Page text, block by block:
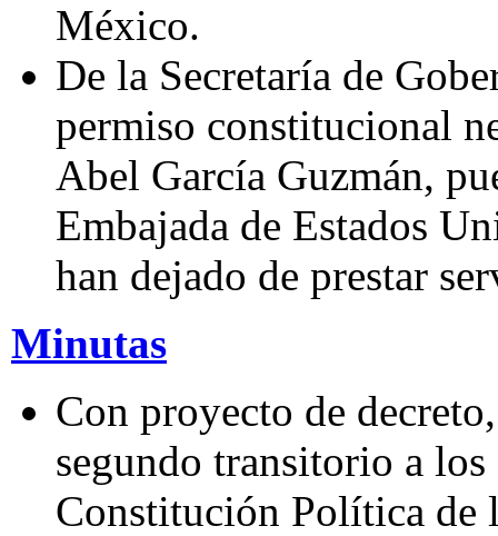
México.
De la Secretaría de
permiso constitucional
Abel García Guzmán,
Embajada de Estados
han dejado de prestar
Minutas
Con proyecto de
segundo transitorio a
Constitución Política de